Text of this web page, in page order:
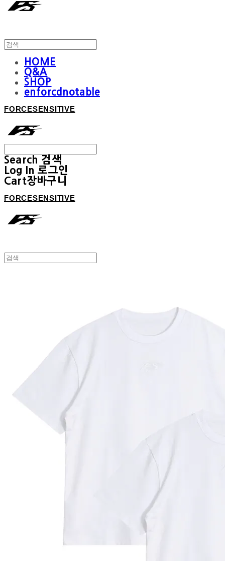
HOME
Q&A
SHOP
enforcdnotable
FORCESENSITIVE
Search 검색
Log In 로그인
Cart장바구니
FORCESENSITIVE